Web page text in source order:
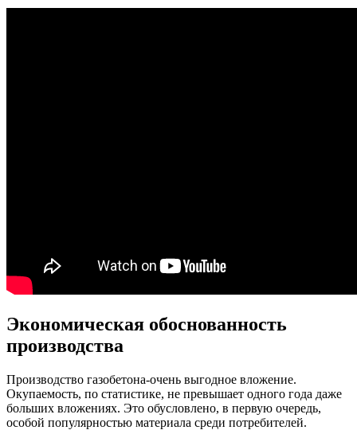
Экономическая обоснованность
производства
Производство газобетона-очень выгодное вложение.
Окупаемость, по статистике, не превышает одного года даже
больших вложениях. Это обусловлено, в первую очередь,
особой популярностью материала среди потребителей.